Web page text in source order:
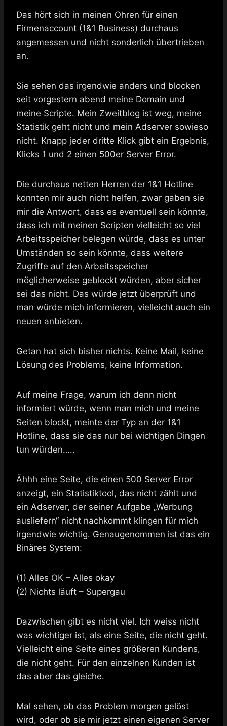
Das hört sich in meinen Ohren für einen
Firmenaccount (1&1 Business) durchaus
angemessen und nicht sonderlich übertrieben
an.
Sie sehen das irgendwie anders und blocken
seit vorgestern abend meine Domain und
meine Scripte. Mein Zweitblog ist weg, meine
Statistik geht nicht und mein Adserver sowieso
nicht. Knapp jeder dritte Klick gibt ein Ergebnis,
Klicks 1 und 2 einen 500er Server Error.
Die durchaus netten Herren der 1&1 Hotline
konnten mir auch nicht helfen, zwar gaben sie
mir die Antwort, dass es eventuell sein könnte,
dass ich mit meinen Scripten vielleicht so viel
Arbeitsspeicher belegen würde, dass es unter
Umständen so sein könnte, dass weitere
Zugriffe auf den Arbeitsspeicher
möglicherweise geblockt würden, aber sicher
sei das nicht. Das würde jetzt überprüft und
man würde mich informieren, vielleicht auch ein
neuen anbieten.
Getan hat sich bisher nichts. Keine Mail, keine
Lösung des Problems, keine Information.
Auf meine Frage, warum ich denn nicht
informiert würde, wenn man mich und meine
Seiten blockt, meinte der Typ an der 1&1
Hotline, dass sie das nur bei wichtigen Dingen
tun würden…..
Ähhh eine Seite, die einen 500 Server Error
anzeigt, ein Statistiktool, das nicht zählt und
ein Adserver, der seiner Aufgabe „Werbung
ausliefern“ nicht nachkommt klingen für mich
irgendwie wichtig. Genaugenommen ist das ein
Binäres System:
(1) Alles OK – Alles okay
(2) Nichts läuft – Supergau
Dazwischen gibt es nicht viel. Ich weiss nicht
was wichtiger ist, als eine Seite, die nicht geht.
Vielleicht eine Seite eines größeren Kundens,
die nicht geht. Für den einzelnen Kunden ist
das aber das gleiche.
Mal sehen, ob das Problem morgen gelöst
wird, oder ob sie mir jetzt einen eigenen Server